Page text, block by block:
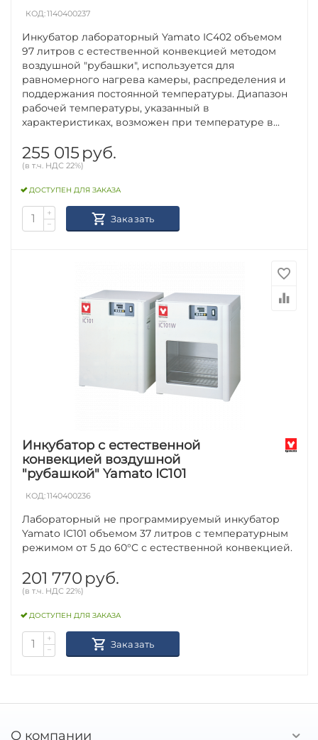
КОД:1140400237
Инкубатор лабораторный Yamato IC402 объемом
97 литров с естественной конвекцией методом
воздушной "рубашки", используется для
равномерного нагрева камеры, распределения и
поддержания постоянной температуры. Диапазон
рабочей температуры, указанный в
характеристиках, возможен при температуре в...
255 015 руб.
(в т.ч. НДС 22%)
ДОСТУПЕН ДЛЯ ЗАКАЗА
+
−
Заказать
Инкубатор с естественной
конвекцией воздушной
"рубашкой" Yamato IC101
КОД:1140400236
Лабораторный не программируемый инкубатор
Yamato IC101 объемом 37 литров с температурным
режимом от 5 до 60°C с естественной конвекцией.
201 770 руб.
(в т.ч. НДС 22%)
ДОСТУПЕН ДЛЯ ЗАКАЗА
+
−
Заказать
О компании